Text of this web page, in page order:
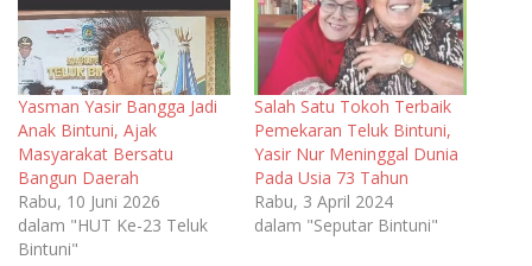
Yasman Yasir Bangga Jadi
Anak Bintuni, Ajak
Masyarakat Bersatu
Bangun Daerah
Rabu, 10 Juni 2026
dalam "HUT Ke-23 Teluk
Bintuni"
Salah Satu Tokoh Terbaik
Pemekaran Teluk Bintuni,
Yasir Nur Meninggal Dunia
Pada Usia 73 Tahun
Rabu, 3 April 2024
dalam "Seputar Bintuni"